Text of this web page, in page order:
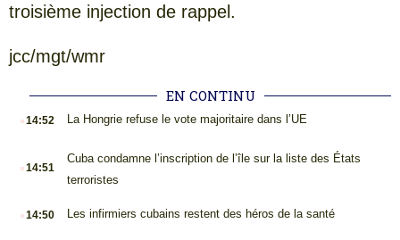
troisième injection de rappel.
jcc/mgt/wmr
EN CONTINU
.14:52 La Hongrie refuse le vote majoritaire dans l’UE
.14:51
Cuba condamne l’inscription de l’île sur la liste des États
terroristes
.14:50 Les infirmiers cubains restent des héros de la santé